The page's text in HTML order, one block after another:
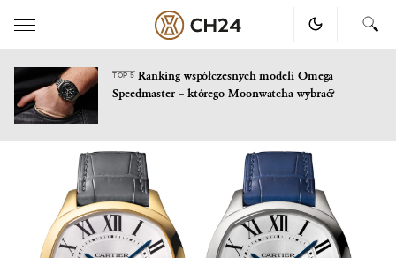
TOP 5Ranking współczesnych modeli Omega
Speedmaster – którego Moonwatcha wybrać?